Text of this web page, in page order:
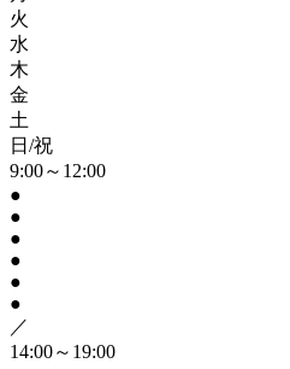
火
水
木
金
土
日/祝
9:00～12:00
●
●
●
●
●
●
／
14:00～19:00